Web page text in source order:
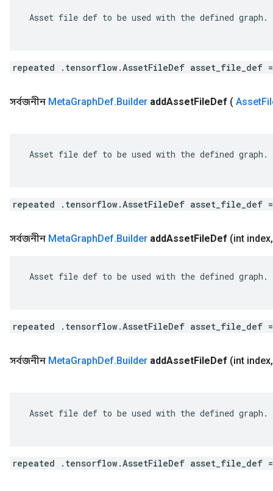
Asset file def to be used with the defined graph.
repeated .tensorflow.AssetFileDef asset_file_def
সর্বজনীন MetaGraphDef.Builder addAssetFileDef ( Asset
Asset file def to be used with the defined graph.
repeated .tensorflow.AssetFileDef asset_file_def
সর্বজনীন MetaGraphDef.Builder addAssetFileDef (int index,
Asset file def to be used with the defined graph.
repeated .tensorflow.AssetFileDef asset_file_def
সর্বজনীন MetaGraphDef.Builder addAssetFileDef (int index,
Asset file def to be used with the defined graph.
repeated .tensorflow.AssetFileDef asset_file_def